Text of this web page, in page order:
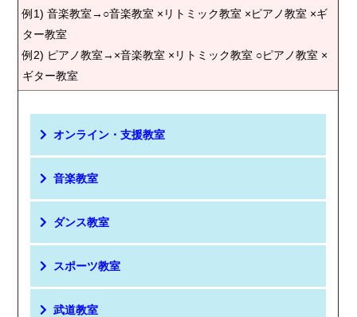
例1) 音楽教室→○音楽教室 ×リトミック教室 ×ピアノ教室 ×ギ
ター教室
例2) ピアノ教室→×音楽教室 ×リトミック教室 ○ピアノ教室 ×
ギター教室
オンライン・支援教室
音楽教室
ダンス教室
スポーツ教室
武道教室